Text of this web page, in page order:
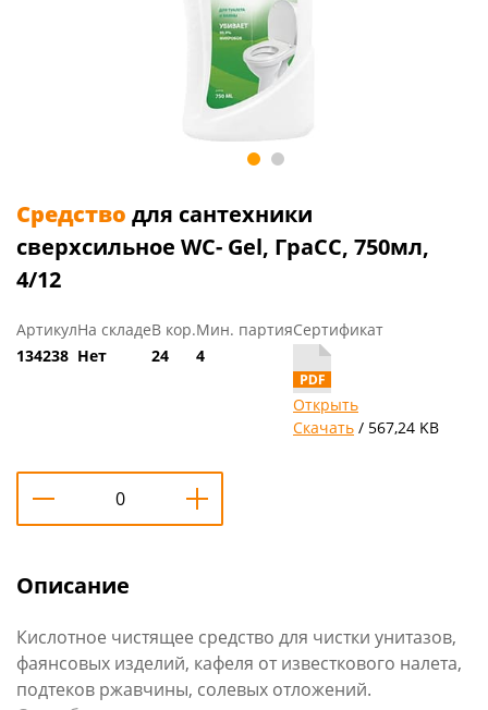
Средство для сантехники
сверхсильное WC- Gel, ГраСС, 750мл,
4/12
Артикул
134238
На складе
Нет
В кор.
24
Мин. партия
4
Сертификат
Открыть
Скачать / 567,24 KB
Описание
Кислотное чистящее средство для чистки унитазов,
фаянсовых изделий, кафеля от известкового налета,
подтеков ржавчины, солевых отложений.